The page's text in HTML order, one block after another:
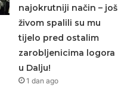
najokrutniji način – još
živom spalili su mu
tijelo pred ostalim
zarobljenicima logora
u Dalju!
1 dan ago